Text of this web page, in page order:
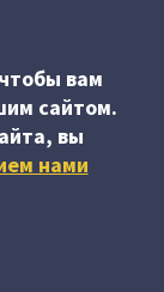
вам
сайтом.
вы
нами